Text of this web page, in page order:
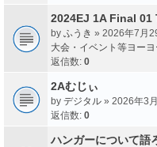
2024EJ 1A Final
by ふうき » 2026年7月
大会・イベント等ヨー
返信数: 0
2Aむじぃ
by デジタル » 2026年3
返信数: 0
ハンガーについて語